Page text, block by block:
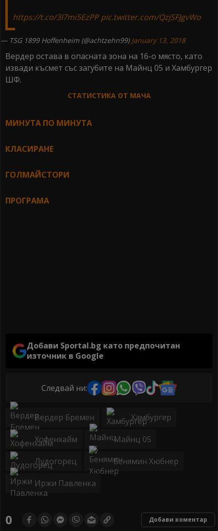
https://t.co/3I7mi5EzPP pic.twitter.com/QzjSFJgvWo
— TSG 1899 Hoffenheim (@achtzehn99) January 13, 2018
Вердер остава в опасната зона на 16-о място, като
извади късмет със загубите на Майнц 05 и Хамбургер
ШФ.
СТАТИСТИКА ОТ МАЧА
МИНУТА ПО МИНУТА
КЛАСИРАНЕ
ГОЛМАЙСТОРИ
ПРОГРАМА
Добави Sportal.bg като предпочитан
източник в Google
Следвай ни:
Вердер Бремен Хамбургер
Хофенхайм Майнц 05
Лудогорец Бенямин Хюбнер
Иржи Павленка
0 Добави коментар